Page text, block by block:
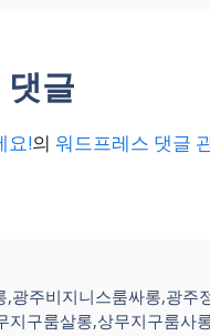
글
요!의 워드프레스 댓글
광주비지니스룸싸롱,광주
구룸살롱,상무지구룸사